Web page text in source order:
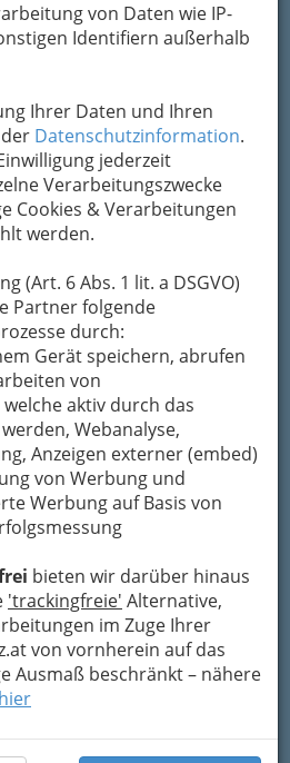
von Daten wie IP-
Identifiern außerhalb
Ihrer Daten und Ihren
Datenschutzinformation.
jederzeit
Verarbeitungszwecke
Cookies & Verarbeitungen
werden.
(Art. 6 Abs. 1 lit. a DSGVO)
Partner folgende
durch:
Gerät speichern, abrufen
von
aktiv durch das
Webanalyse,
Anzeigen externer (embed)
von Werbung und
Werbung auf Basis von
bieten wir darüber hinaus
'trackingfreie' Alternative,
im Zuge Ihrer
von vornherein auf das
Ausmaß beschränkt – nähere
hier
ein sicheres
wird nach dem
per Mail an das
GmbH weitergeleitet.